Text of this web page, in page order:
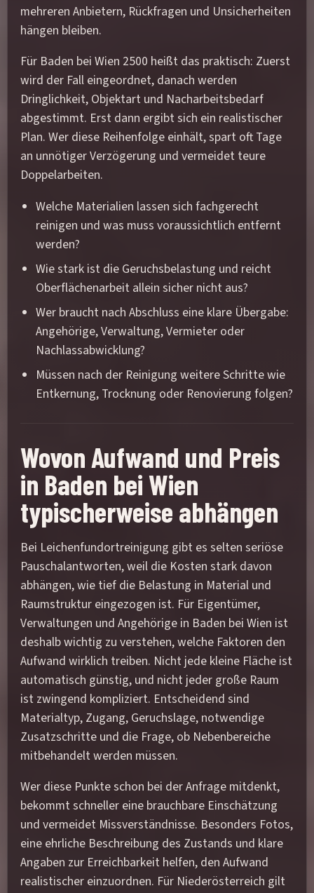
mehreren Anbietern, Rückfragen und Unsicherheiten
hängen bleiben.
Für Baden bei Wien 2500 heißt das praktisch: Zuerst
wird der Fall eingeordnet, danach werden
Dringlichkeit, Objektart und Nacharbeitsbedarf
abgestimmt. Erst dann ergibt sich ein realistischer
Plan. Wer diese Reihenfolge einhält, spart oft Tage
an unnötiger Verzögerung und vermeidet teure
Doppelarbeiten.
Welche Materialien lassen sich fachgerecht
reinigen und was muss voraussichtlich entfernt
werden?
Wie stark ist die Geruchsbelastung und reicht
Oberflächenarbeit allein sicher nicht aus?
Wer braucht nach Abschluss eine klare Übergabe:
Angehörige, Verwaltung, Vermieter oder
Nachlassabwicklung?
Müssen nach der Reinigung weitere Schritte wie
Entkernung, Trocknung oder Renovierung folgen?
Wovon Aufwand und Preis
in Baden bei Wien
typischerweise abhängen
Bei Leichenfundortreinigung gibt es selten seriöse
Pauschalantworten, weil die Kosten stark davon
abhängen, wie tief die Belastung in Material und
Raumstruktur eingezogen ist. Für Eigentümer,
Verwaltungen und Angehörige in Baden bei Wien ist
deshalb wichtig zu verstehen, welche Faktoren den
Aufwand wirklich treiben. Nicht jede kleine Fläche ist
automatisch günstig, und nicht jeder große Raum
ist zwingend kompliziert. Entscheidend sind
Materialtyp, Zugang, Geruchslage, notwendige
Zusatzschritte und die Frage, ob Nebenbereiche
mitbehandelt werden müssen.
Wer diese Punkte schon bei der Anfrage mitdenkt,
bekommt schneller eine brauchbare Einschätzung
und vermeidet Missverständnisse. Besonders Fotos,
eine ehrliche Beschreibung des Zustands und klare
Angaben zur Erreichbarkeit helfen, den Aufwand
realistischer einzuordnen. Für Niederösterreich gilt